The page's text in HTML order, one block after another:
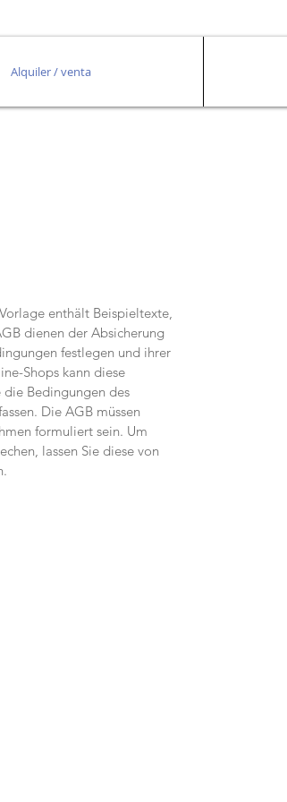
Alquiler / venta
enthält Beispieltexte,
dienen der Absicherung
festlegen und ihrer
Shops kann diese
Bedingungen des
Die AGB müssen
formuliert sein. Um
lassen Sie diese von